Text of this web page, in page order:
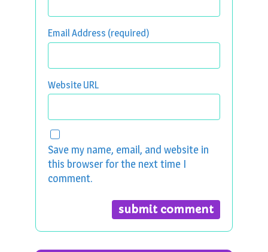
Email Address (required)
Website URL
Save my name, email, and website in
this browser for the next time I
comment.